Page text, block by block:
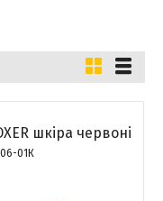
шкіра червоні
01К